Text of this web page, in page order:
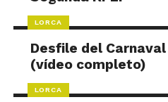
LORCA
Desfile del
(vídeo completo)
LORCA